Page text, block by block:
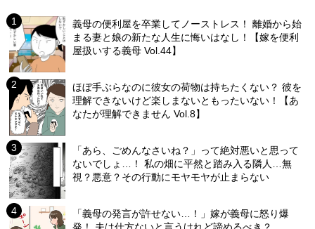
義母の便利屋を卒業してノーストレス！ 離婚から始
まる妻と娘の新たな人生に悔いはなし！【嫁を便利
屋扱いする義母 Vol.44】
ほぼ手ぶらなのに彼女の荷物は持ちたくない？ 彼を
理解できないけど楽しまないともったいない！【あ
なたが理解できません Vol.8】
「あら、ごめんなさいね？」って絶対悪いと思って
ないでしょ…！ 私の畑に平然と踏み入る隣人…無
視？悪意？その行動にモヤモヤが止まらない
「義母の発言が許せない…！」嫁が義母に怒り爆